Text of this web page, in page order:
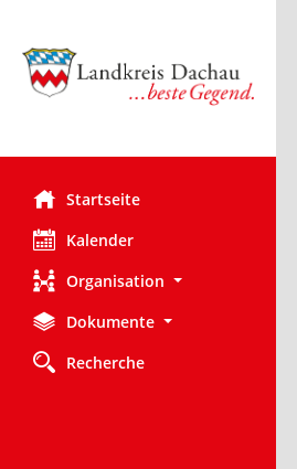
Startseite
Kalender
Organisation
Dokumente
Recherche